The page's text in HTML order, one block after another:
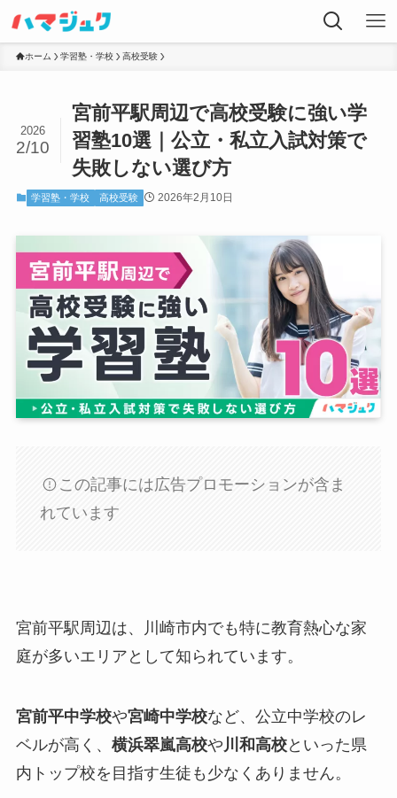
ホーム 学習塾・学校 高校受験
宮前平駅周辺で高校受験に強い学
習塾10選｜公立・私立入試対策で
失敗しない選び方
2026
2/10
学習塾・学校 高校受験 2026年2月10日
この記事には広告プロモーションが含ま
れています
宮前平駅周辺は、川崎市内でも特に教育熱心な家
庭が多いエリアとして知られています。
宮前平中学校や宮崎中学校など、公立中学校のレ
ベルが高く、 横浜翠嵐高校や川和高校といった県
内トップ校を目指す生徒も少なくありません。